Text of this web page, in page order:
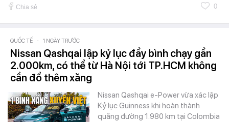
Chia sẻ 0
QUỐC TẾ - 1 NGÀY TRƯỚC
Nissan Qashqai lập kỷ lục đầy bình chạy gần
2.000km, có thể từ Hà Nội tới TP.HCM không
cần đổ thêm xăng
Nissan Qashqai e-Power vừa xác lập
Kỷ lục Guinness khi hoàn thành
quãng đường 1.980 km tại Colombia